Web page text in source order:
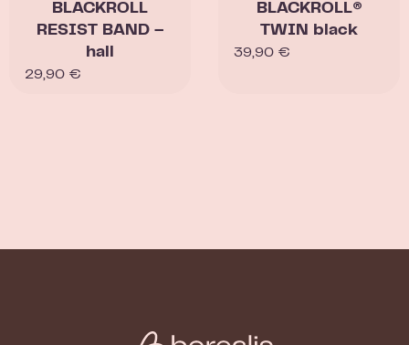
BLACKROLL
RESIST BAND –
hall
29,90 €
BLACKROLL®
TWIN black
39,90 €